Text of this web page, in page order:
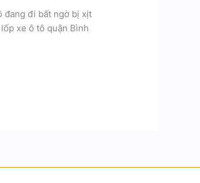
đang đi bất ngờ bị xịt
xe ô tô quận Bình